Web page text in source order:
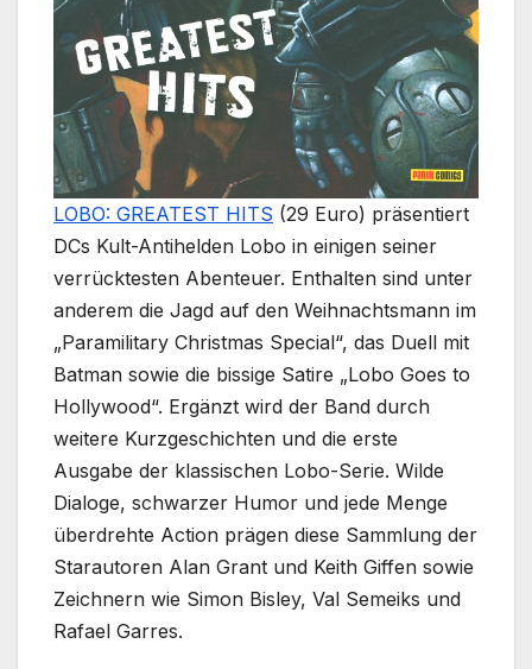
LOBO: GREATEST HITS (29 Euro) präsentiert
DCs Kult-Antihelden Lobo in einigen seiner
verrücktesten Abenteuer. Enthalten sind unter
anderem die Jagd auf den Weihnachtsmann im
„Paramilitary Christmas Special“, das Duell mit
Batman sowie die bissige Satire „Lobo Goes to
Hollywood“. Ergänzt wird der Band durch
weitere Kurzgeschichten und die erste
Ausgabe der klassischen Lobo-Serie. Wilde
Dialoge, schwarzer Humor und jede Menge
überdrehte Action prägen diese Sammlung der
Starautoren Alan Grant und Keith Giffen sowie
Zeichnern wie Simon Bisley, Val Semeiks und
Rafael Garres.